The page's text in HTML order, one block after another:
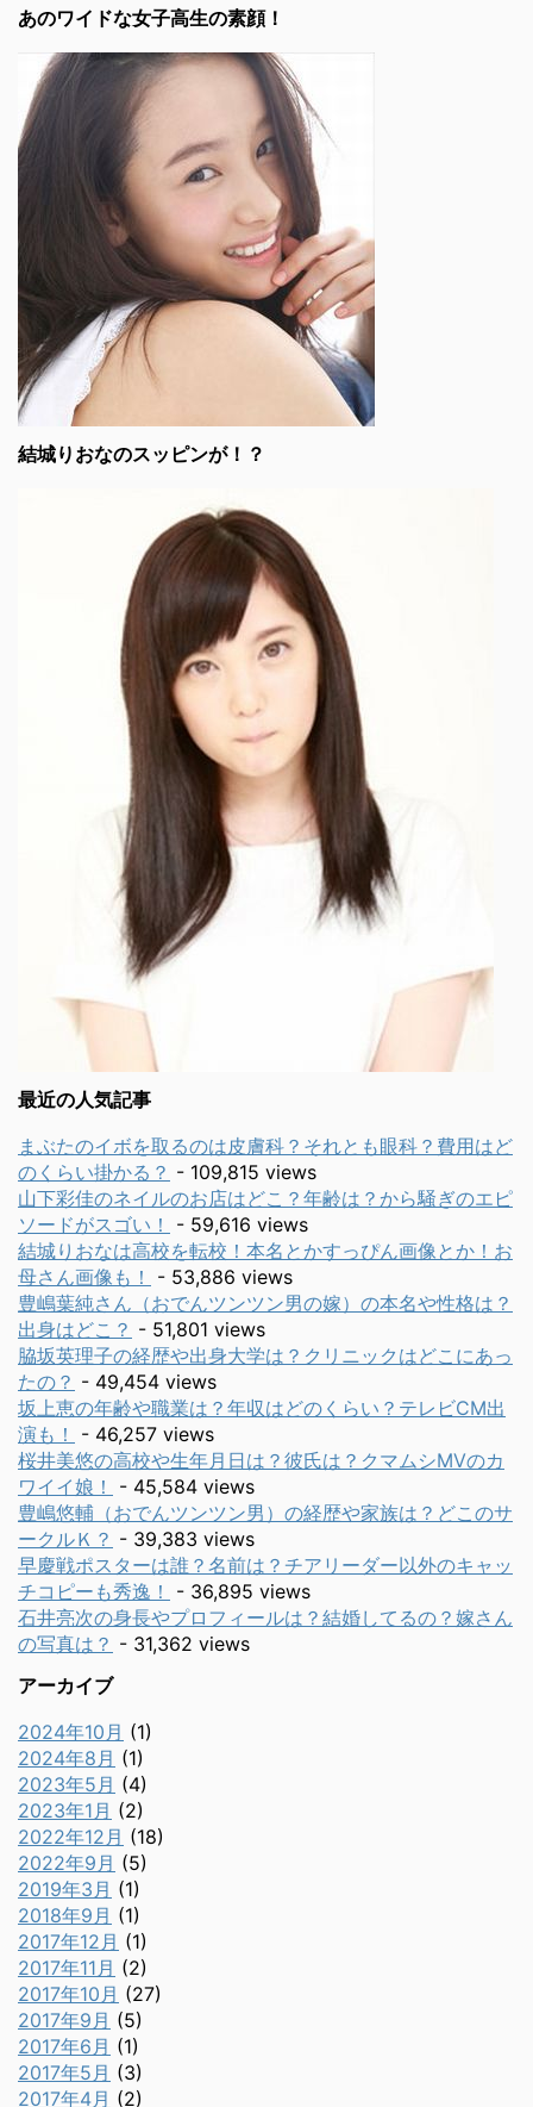
あのワイドな女子高生の素顔！
結城りおなのスッピンが！？
最近の人気記事
まぶたのイボを取るのは皮膚科？それとも眼科？費用はど
のくらい掛かる？ - 109,815 views
山下彩佳のネイルのお店はどこ？年齢は？から騒ぎのエピ
ソードがスゴい！
- 59,616 views
結城りおなは高校を転校！本名とかすっぴん画像とか！お
母さん画像も！
- 53,886 views
豊嶋葉純さん（おでんツンツン男の嫁）の本名や性格は？
出身はどこ？ - 51,801 views
脇坂英理子の経歴や出身大学は？クリニックはどこにあっ
たの？ - 49,454 views
坂上恵の年齢や職業は？年収はどのくらい？テレビCM出
演も！
- 46,257 views
桜井美悠の高校や生年月日は？彼氏は？クマムシMVのカ
ワイイ娘！
- 45,584 views
豊嶋悠輔（おでんツンツン男）の経歴や家族は？どこのサ
ークルＫ？ - 39,383 views
早慶戦ポスターは誰？名前は？チアリーダー以外のキャッ
チコピーも秀逸！
- 36,895 views
石井亮次の身長やプロフィールは？結婚してるの？嫁さん
の写真は？ - 31,362 views
アーカイブ
2024年10月 (1)
2024年8月 (1)
2023年5月 (4)
2023年1月 (2)
2022年12月 (18)
2022年9月 (5)
2019年3月 (1)
2018年9月 (1)
2017年12月 (1)
2017年11月 (2)
2017年10月 (27)
2017年9月 (5)
2017年6月 (1)
2017年5月 (3)
2017年4月 (2)